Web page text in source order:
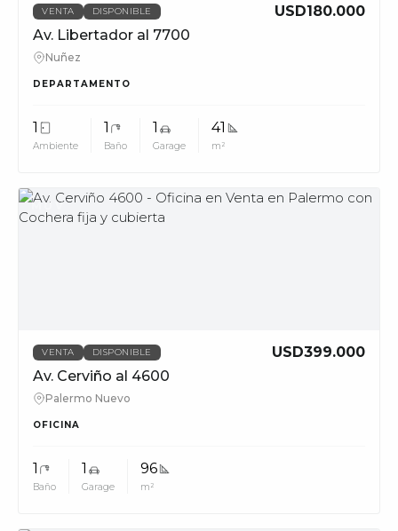
VENTA DISPONIBLE
USD180.000
Av. Libertador al 7700
Nuñez
DEPARTAMENTO
1
Ambiente
1
Baño
1
Garage
41
m²
MUV
VENTA DISPONIBLE
USD399.000
Av. Cerviño al 4600
Palermo Nuevo
OFICINA
1
Baño
1
Garage
96
m²